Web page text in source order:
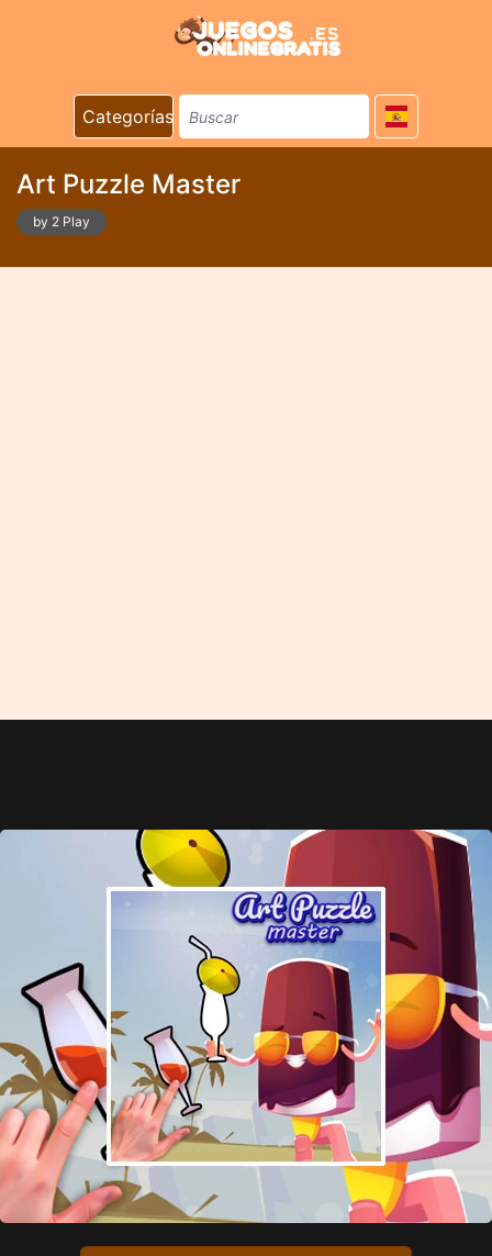
Categorías
Art Puzzle Master
by 2 Play